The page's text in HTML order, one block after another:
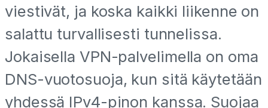
viestivät, ja koska kaikki liikenne on
salattu turvallisesti tunnelissa.
Jokaisella VPN-palvelimella on oma
DNS-vuotosuoja, kun sitä käytetään
yhdessä IPv4-pinon kanssa. Suojaa